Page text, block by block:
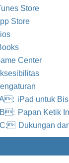
Store
Store
Center
iPad untuk
Papan Ketik
Dukungan